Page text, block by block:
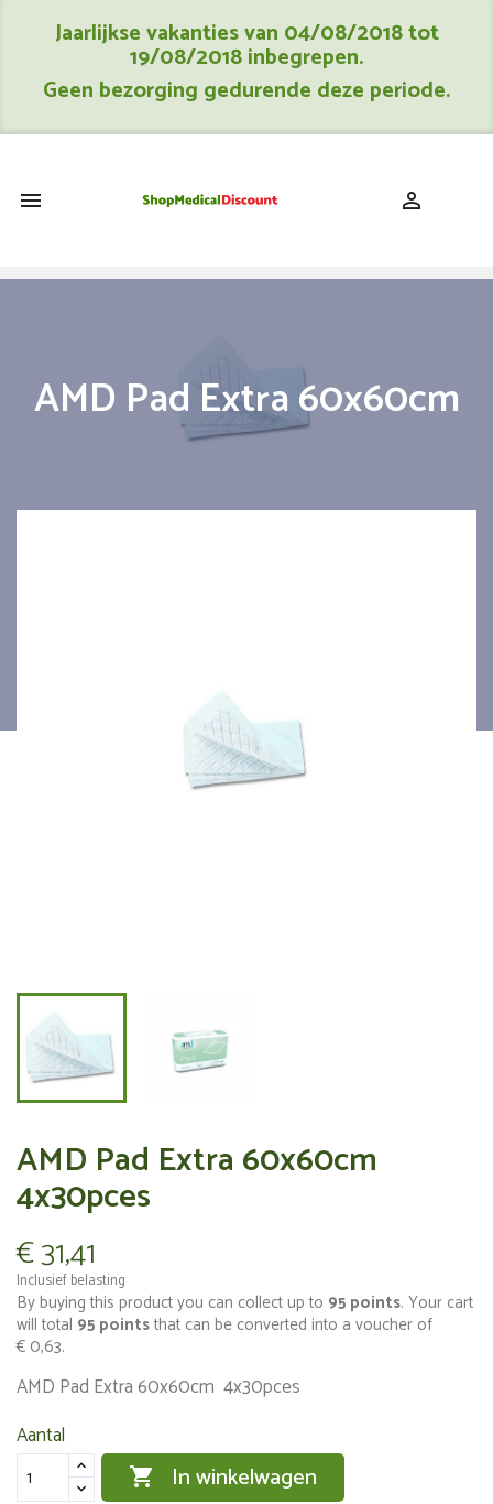
Jaarlijkse vakanties van 04/08/2018 tot
19/08/2018 inbegrepen.
Geen bezorging gedurende deze periode.
 
AMD Pad Extra 60x60cm
AMD Pad Extra 60x60cm
4x30pces
€ 31,41
Inclusief belasting
By buying this product you can collect up to 95 points. Your cart
will total 95 pointsthat can be converted into a voucher of
€ 0,63.
AMD Pad Extra 60x60cm 4x30pces
Aantal
 In winkelwagen